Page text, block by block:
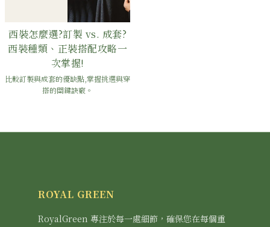
西裝怎麼選?訂製 vs. 成套?
西裝種類、正裝搭配攻略一
次掌握!
比較訂製與成套的優缺點,掌握挑選與穿
搭的關鍵訣竅。
ROYAL GREEN
RoyalGreen 專注於每一處細節，確保您在每個重